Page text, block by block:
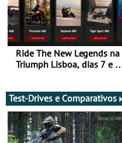
Ride The New Legends na
Triumph Lisboa, dias 7 e 8
Test-Drives e Comparativos